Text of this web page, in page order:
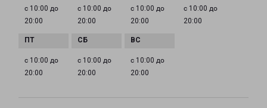
с 10:00 до
20:00
с 10:00 до
20:00
с 10:00 до
20:00
с 10:00 до
20:00
с 10:00 до
20:00
с 10:00 до
20:00
с 10:00 до
20:00